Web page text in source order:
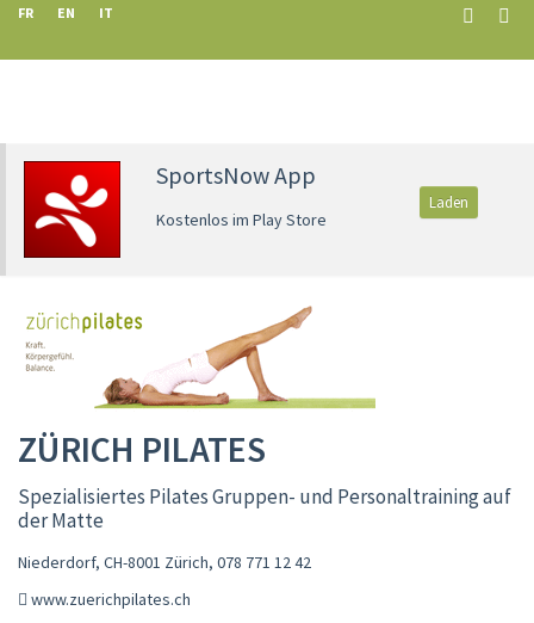
FR EN IT
SportsNow App
Kostenlos im Play Store
Laden
ZÜRICH PILATES
Spezialisiertes Pilates Gruppen- und Personaltraining auf
der Matte
Niederdorf, CH-8001 Zürich, 078 771 12 42
www.zuerichpilates.ch